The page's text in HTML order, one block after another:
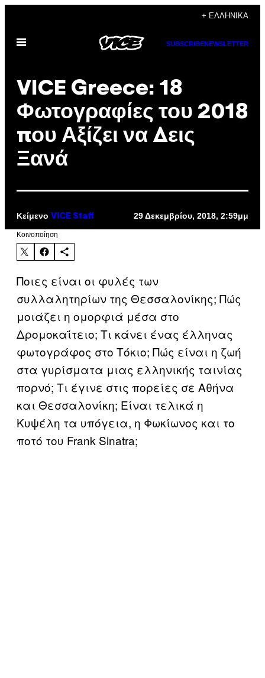
περιεχόμενο
+ ΕΛΛΗΝΙΚΆ
Ανοίξτε
SUBSCRIBENEWSLETTER
VICE Greece: 18
Φωτογραφίες του 2018
που Αξίζει να Δεις
Ξανά
Κείμενο VICE Staff 29 Δεκεμβρίου, 2018, 2:59μμ
Kοινοποίηση
Ποιες είναι οι φυλές των
συλλαλητηρίων της Θεσσαλονίκης; Πώς
μοιάζει η ομορφιά μέσα στο
Δρομοκαΐτειο; Τι κάνει ένας έλληνας
φωτογράφος στο Τόκιο; Πώς είναι η ζωή
στα γυρίσματα μιας ελληνικής ταινίας
πορνό; Τι έγινε στις πορείες σε Αθήνα
και Θεσσαλονίκη; Είναι τελικά η
Κυψέλη τα υπόγεια, η Φωκίωνος και το
ποτό του Frank Sinatra;